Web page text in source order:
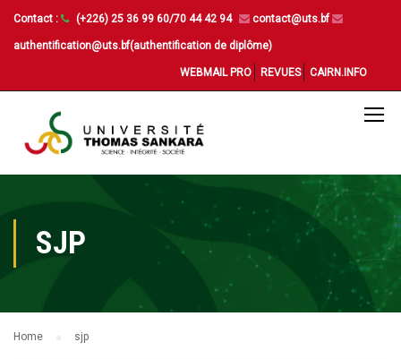
Contact : (+226) 25 36 99 60/70 44 42 94 contact@uts.bf
authentification@uts.bf(authentification de diplôme)
WEBMAIL PRO REVUES CAIRN.INFO
SJP
Home sjp